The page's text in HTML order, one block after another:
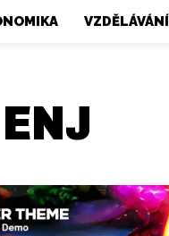
VZDĚLÁVÁNÍ
ENJ